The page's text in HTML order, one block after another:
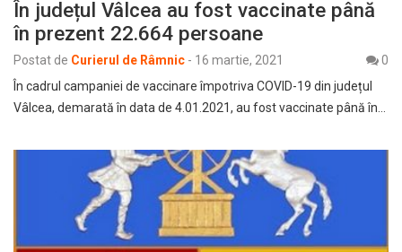
În județul Vâlcea au fost vaccinate până
în prezent 22.664 persoane
Postat de Curierul de Râmnic - 16 martie, 2021
0
În cadrul campaniei de vaccinare împotriva COVID-19 din județul
Vâlcea, demarată în data de 4.01.2021, au fost vaccinate până în…